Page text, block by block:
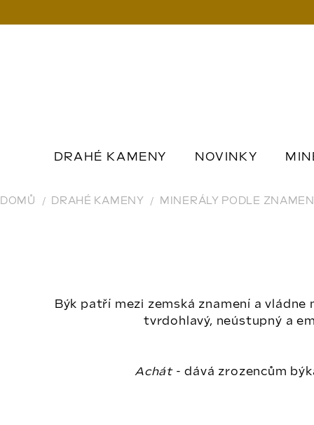
DRAHÉ KAMENY NOVINKY
DOMŮ DRAHÉ KAMENY MINERÁLY PODLE ZNAMENÍ
Býk patří mezi zemská znamení a vládne
tvrdohlavý, neústupný a
Achát- dává zrozencům